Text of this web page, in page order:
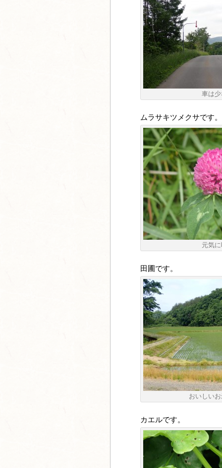
車は
ムラサキツメクサです。
元気
田圃です。
おいしい
カエルです。